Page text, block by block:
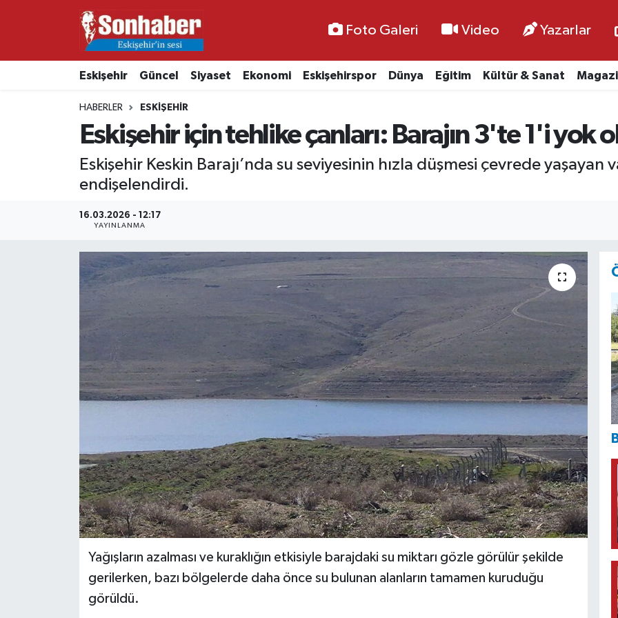
Foto Galeri Video Yazarlar
Eskişehir Güncel Siyaset Ekonomi Eskişehirspor Dünya Eğitim Kültür & Sanat
HABERLER ESKIŞEHIR
Eskişehir için tehlike çanları: Barajın 3'te 1'i yok
Eskişehir Keskin Barajı’nda su seviyesinin hızla düşmesi çevrede yaşayan
endişelendirdi.
16.03.2026 - 12:17
YAYINLANMA
Yağışların azalması ve kuraklığın etkisiyle barajdaki su miktarı gözle görülür şekilde
gerilerken, bazı bölgelerde daha önce su bulunan alanların tamamen kuruduğu
görüldü.
Ekonomi
Kültür & Sanat
Resmi İlanlar
Nöbetçi Eczaneler
Namaz Vakitleri
Trafik Durumu
Süper Lig Puan Durumu ve Fikstür
Tüm Manşetler
Son Dakika Haberleri